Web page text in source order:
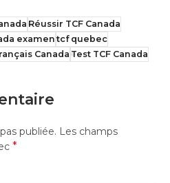
Réussir TCF Canada
examen tcf quebec
Canada Test TCF Canada
publiée. Les champs
*